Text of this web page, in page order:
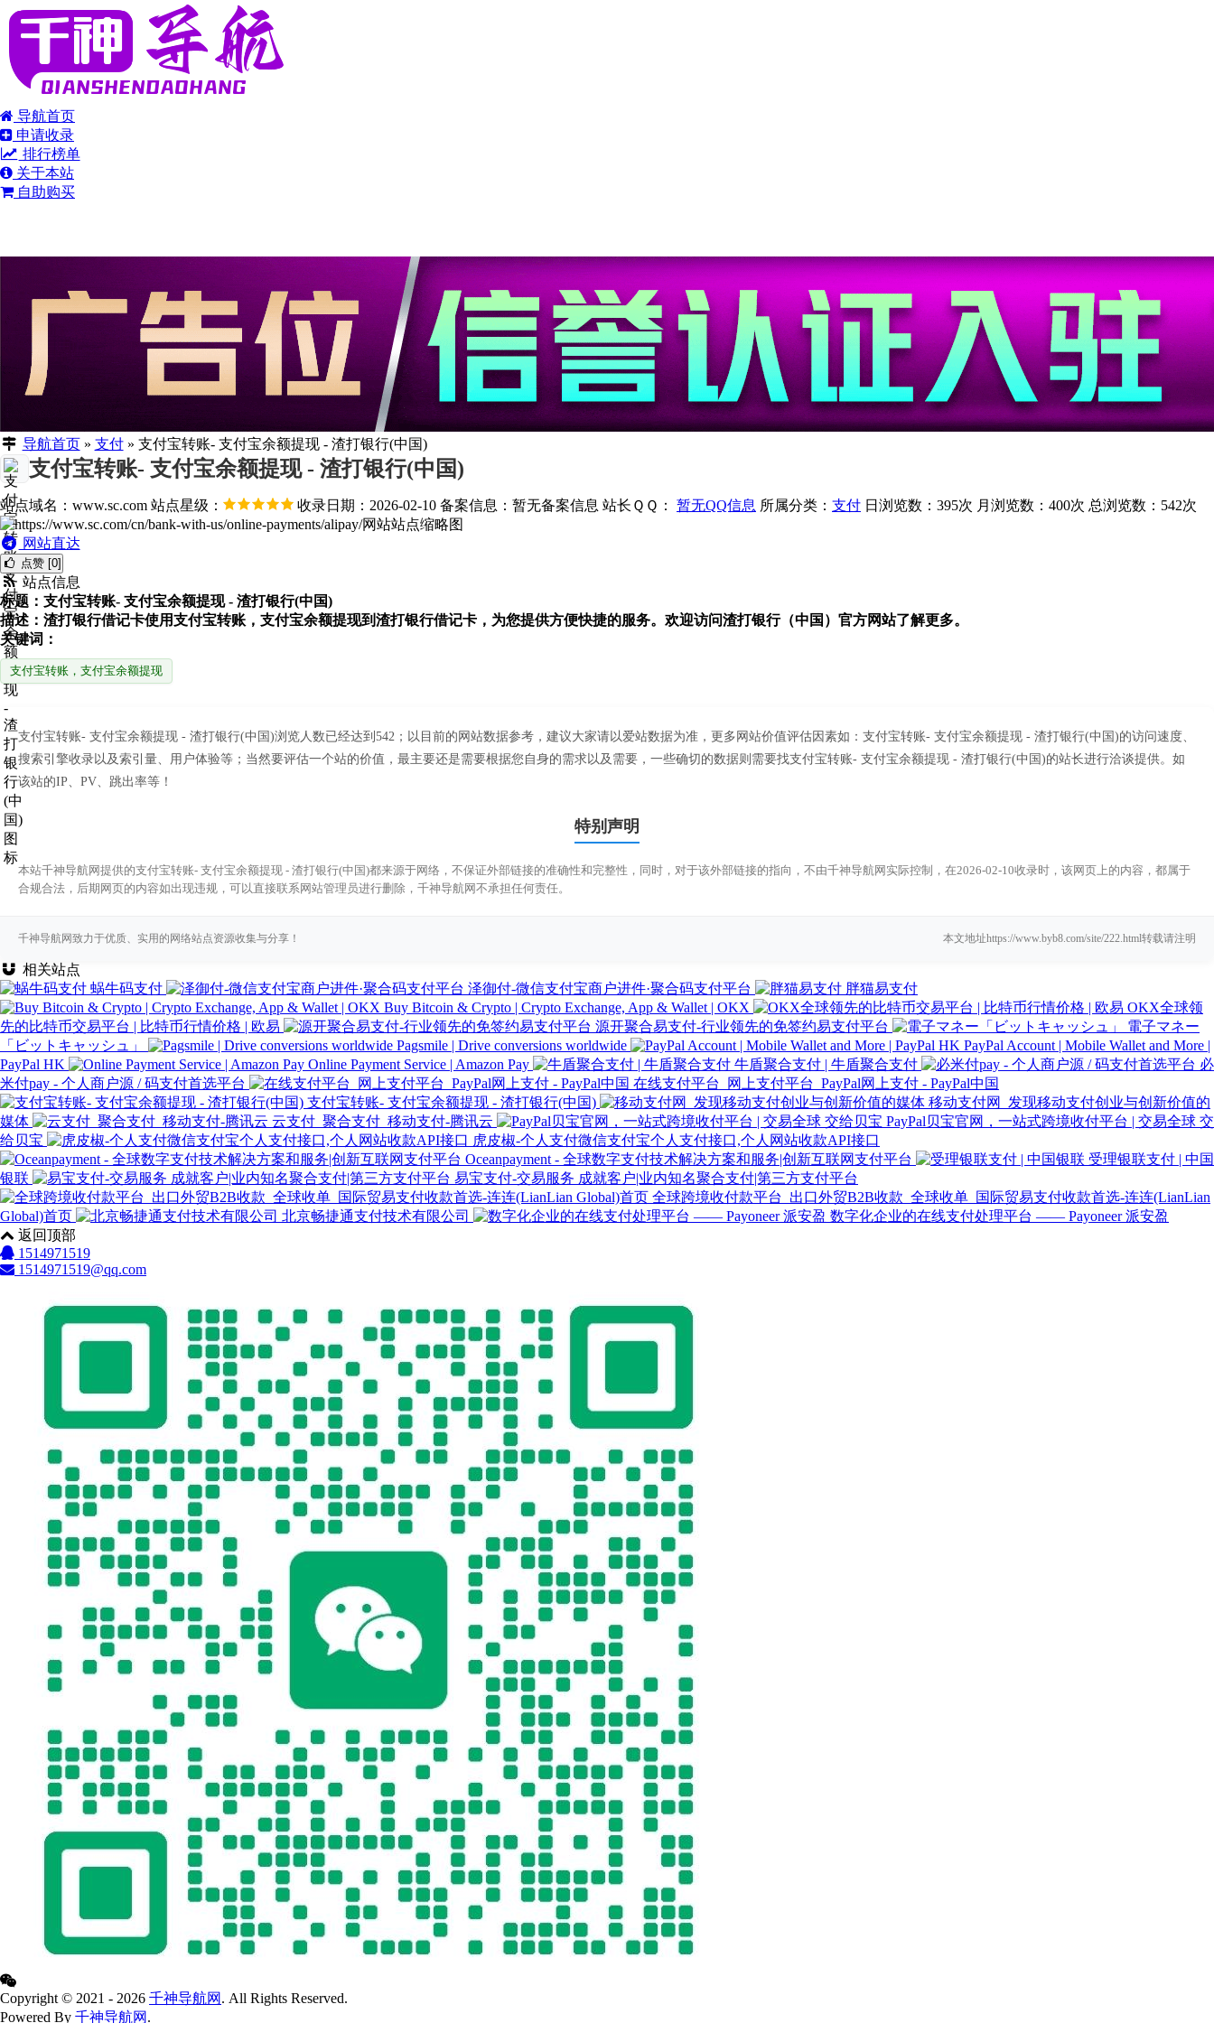
导航首页
申请收录
排行榜单
关于本站
自助购买
导航首页» 支付» 支付宝转账- 支付宝余额提现 - 渣打银行(中国)
支付宝转账- 支付宝余额提现 - 渣打银行(中国)
站点域名：www.sc.com 站点星级： 收录日期：2026-02-10 备案信息： 暂无备案信息 站长ＱＱ： 暂无QQ信息 所属分类： 支付 日浏览数：395次 月浏览数：400次 总浏览数：542次
网站直达
点赞 [0]
站点信息
标题：支付宝转账- 支付宝余额提现 - 渣打银行(中国)
描述：渣打银行借记卡使用支付宝转账，支付宝余额提现到渣打银行借记卡，为您提供方便快捷的服务。欢迎访问渣打银行（中国）官方网站了解更多。
关键词：
支付宝转账，支付宝余额提现
支付宝转账- 支付宝余额提现 - 渣打银行(中国)浏览人数已经达到542；以目前的网站数据参考，建议大家请以爱站数据为准，更多网站价值评估因素如：支付宝转账- 支付宝余额提现 - 渣打银行(中国)的访问速度、
搜索引擎收录以及索引量、用户体验等；当然要评估一个站的价值，最主要还是需要根据您自身的需求以及需要，一些确切的数据则需要找支付宝转账- 支付宝余额提现 - 渣打银行(中国)的站长进行洽谈提供。如
该站的IP、PV、跳出率等！
特别声明
本站千神导航网提供的支付宝转账- 支付宝余额提现 - 渣打银行(中国)都来源于网络，不保证外部链接的准确性和完整性，同时，对于该外部链接的指向，不由千神导航网实际控制，在2026-02-10收录时，该网页上的内容，都属于
合规合法，后期网页的内容如出现违规，可以直接联系网站管理员进行删除，千神导航网不承担任何责任。
千神导航网致力于优质、实用的网络站点资源收集与分享！ 本文地址https://www.byb8.com/site/222.html转载请注明
相关站点
蜗牛码支付
泽御付-微信支付宝商户进件·聚合码支付平台
胖猫易支付
Buy Bitcoin & Crypto | Crypto Exchange, App & Wallet | OKX
OKX全球领
先的比特币交易平台 | 比特币行情价格 | 欧易
源开聚合易支付-行业领先的免签约易支付平台
電子マネー
「ビットキャッシュ」
Pagsmile | Drive conversions worldwide
PayPal Account | Mobile Wallet and More |
PayPal HK
Online Payment Service | Amazon Pay 牛盾聚合支付 | 牛盾聚合支付
必
米付pay - 个人商户源 / 码支付首选平台
在线支付平台_网上支付平台_PayPal网上支付 - PayPal中国
支付宝转账- 支付宝余额提现 - 渣打银行(中国)
移动支付网_发现移动支付创业与创新价值的
媒体
云支付_聚合支付_移动支付-腾讯云
PayPal贝宝官网，一站式跨境收付平台 | 交易全球 交
给贝宝
虎皮椒-个人支付微信支付宝个人支付接口,个人网站收款API接口
Oceanpayment - 全球数字支付技术解决方案和服务|创新互联网支付平台
受理银联支付 | 中国
银联
易宝支付-交易服务 成就客户|业内知名聚合支付|第三方支付平台
全球跨境收付款平台_出口外贸B2B收款_全球收单_国际贸易支付收款首选-连连(LianLian
Global)首页
北京畅捷通支付技术有限公司
数字化企业的在线支付处理平台 —— Payoneer 派安盈
返回顶部
1514971519
1514971519@qq.com
Copyright © 2021 - 2026 千神导航网 . All Rights Reserved.
Powered By 千神导航网 .